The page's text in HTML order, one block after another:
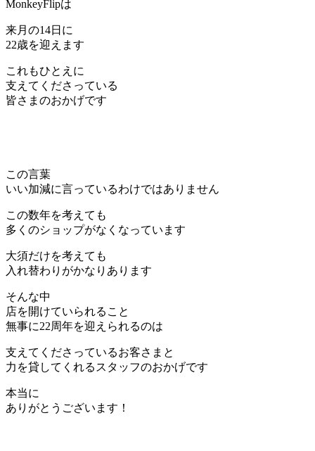
MonkeyFlipは
来月の14日に
22歳を迎えます
これもひとえに
支えてくださっている
皆さまのおかげです
この言葉
いい加減に言っているわけではありません
この数年を考えても
多くのショップがなくなっています
大須だけを考えても
入れ替わりがかなりあります
そんな中
店を開けていられること
無事に22周年を迎えられるのは
支えてくださっているお客さまと
力を貸してくれるスタッフのおかげです
本当に
ありがとうございます！